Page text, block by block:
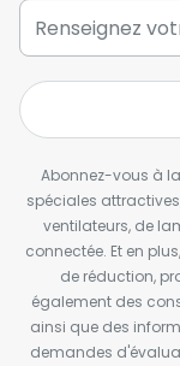
Abonnez-vous à
spéciales
ventilateurs, de
connectée. Et en
de réduction,
également des
ainsi que des
demandes